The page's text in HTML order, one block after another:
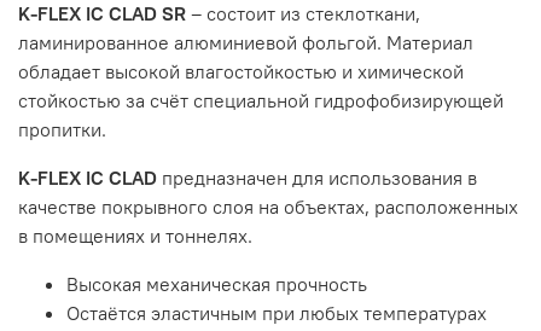
K-FLEX IC CLAD SR – состоит из стеклоткани,
ламинированное алюминиевой фольгой. Материал
обладает высокой влагостойкостью и химической
стойкостью за счёт специальной гидрофобизирующей
пропитки.
K-FLEX IC CLAD предназначен для использования в
качестве покрывного слоя на объектах, расположенных
в помещениях и тоннелях.
Высокая механическая прочность
Остаётся эластичным при любых температурах